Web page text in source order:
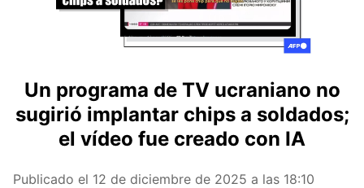
Un programa de TV ucraniano no
sugirió implantar chips a soldados;
el vídeo fue creado con IA
Publicado el 12 de diciembre de 2025 a las 18:10